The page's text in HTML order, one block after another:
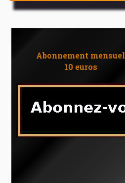
Abonnement mensuel
10 euros